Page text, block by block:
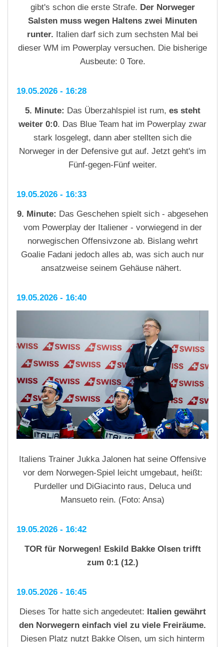
gibt's schon die erste Strafe. Der Norweger
Salsten muss wegen Haltens zwei Minuten
runter. Italien darf sich zum sechsten Mal bei
dieser WM im Powerplay versuchen. Die bisherige
Ausbeute: 0 Tore.
19.05.2026 - 16:28
5. Minute: Das Überzahlspiel ist rum, es steht
weiter 0:0. Das Blue Team hat im Powerplay zwar
stark losgelegt, dann aber stellten sich die
Norweger in der Defensive gut auf. Jetzt geht's im
Fünf-gegen-Fünf weiter.
19.05.2026 - 16:33
9. Minute: Das Geschehen spielt sich - abgesehen
vom Powerplay der Italiener - vorwiegend in der
norwegischen Offensivzone ab. Bislang wehrt
Goalie Fadani jedoch alles ab, was sich auch nur
ansatzweise seinem Gehäuse nähert.
19.05.2026 - 16:40
Italiens Trainer Jukka Jalonen hat seine Offensive
vor dem Norwegen-Spiel leicht umgebaut, heißt:
Purdeller und DiGiacinto raus, Deluca und
Mansueto rein. (Foto: Ansa)
19.05.2026 - 16:42
TOR für Norwegen! Eskild Bakke Olsen trifft
zum 0:1 (12.)
19.05.2026 - 16:45
Dieses Tor hatte sich angedeutet: Italien gewährt
den Norwegern einfach viel zu viele Freiräume.
Diesen Platz nutzt Bakke Olsen, um sich hinterm